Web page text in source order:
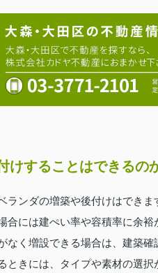
けすることはできるの
ランダの増築や後付けはできま
合には建ぺい率や容積率に余
なく増設できる場合は、建築
ときには、タイプや素材の選択